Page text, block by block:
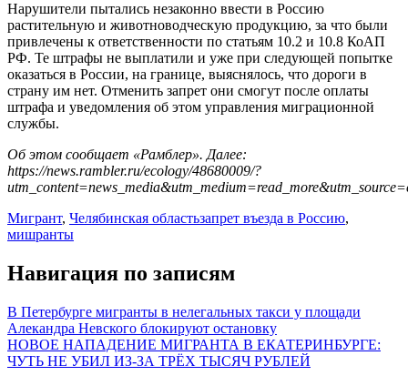
Нарушители пытались незаконно ввести в Россию
растительную и животноводческую продукцию, за что были
привлечены к ответственности по статьям 10.2 и 10.8 КоАП
РФ. Те штрафы не выплатили и уже при следующей попытке
оказаться в России, на границе, выяснялось, что дороги в
страну им нет. Отменить запрет они смогут после оплаты
штрафа и уведомления об этом управления миграционной
службы.
Об этом сообщает «Рамблер». Далее:
https://news.rambler.ru/ecology/48680009/?
Мигрант, Челябинская областьзапрет въезда в Россию,
мишранты
Навигация по записям
В Петербурге мигранты в нелегальных такси у площади
Алекандра Невского блокируют остановку
НОВОЕ НАПАДЕНИЕ МИГРАНТА В ЕКАТЕРИНБУРГЕ:
ЧУТЬ НЕ УБИЛ ИЗ-ЗА ТРЁХ ТЫСЯЧ РУБЛЕЙ